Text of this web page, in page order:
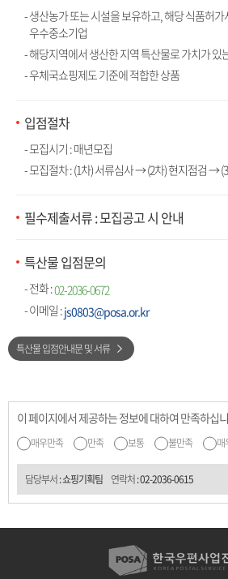
- 생산농가 또는 시설을 보유하고, 해당 식품허가
우수중소기업
- 해당지역에서 생산한 지역 특산물로 가치가 있
- 우체국쇼핑제도 기준에 적합한 상품
입점절차
- 모집시기 : 매년모집
- 모집절차 : (1차) 서류심사 → (2차) 현지점검 →
필수제출서류 : 모집공고 시 안내
특산물 입점문의
- 전화 :02-2036-0672
- 이메일 :js0803@posa.or.kr
특산물 입점안내문 및 서류
이 페이지에서 제공하는 정보에 대하여 만족하십
매우만족 만족 보통 불만족 매
담당부서: 쇼핑기획팀 연락처:02-2036-0615